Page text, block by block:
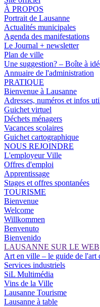
À PROPOS
Portrait de Lausanne
Actualités municipales
Agenda des manifestations
Le Journal + newsletter
Plan de ville
Une suggestion? – Boîte à
Annuaire de l'administration
PRATIQUE
Bienvenue à Lausanne
Adresses, numéros et infos
Guichet virtuel
Déchets ménagers
Vacances scolaires
Guichet cartographique
NOUS REJOINDRE
L'employeur Ville
Offres d'emploi
Apprentissage
Stages et offres spontanées
TOURISME
Bienvenue
Welcome
Willkommen
Benvenuto
Bienvenido
LAUSANNE SUR LE WEB
Art en ville – le guide de l'art
Services industriels
SiL Multimédia
Vins de la Ville
Lausanne Tourisme
Lausanne à table